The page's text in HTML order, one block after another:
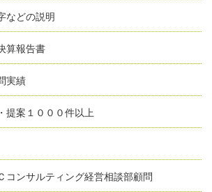
などの説明
算報告書
実績
提案１０００件以上
コンサルティング経営相談部顧問